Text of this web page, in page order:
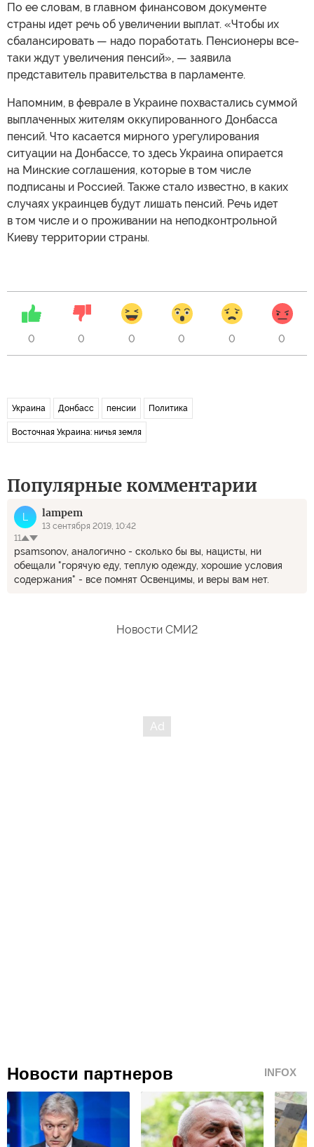
По ее словам, в главном финансовом документе
страны идет речь об увеличении выплат. «Чтобы их
сбалансировать — надо поработать. Пенсионеры все-
таки ждут увеличения пенсий», — заявила
представитель правительства в парламенте.
Напомним, в феврале в Украине похвастались суммой
выплаченных жителям оккупированного Донбасса
пенсий. Что касается мирного урегулирования
ситуации на Донбассе, то здесь Украина опирается
на Минские соглашения, которые в том числе
подписаны и Россией. Также стало известно, в каких
случаях украинцев будут лишать пенсий. Речь идет
в том числе и о проживании на неподконтрольной
Киеву территории страны.
0 0 0 0 0 0
Украина Донбасс пенсии Политика
Восточная Украина: ничья земля
Популярные комментарии
L lampem
13 сентября 2019, 10:42
11
psamsonov, аналогично - сколько бы вы, нацисты, ни
обещали "горячую еду, теплую одежду, хорошие условия
содержания" - все помнят Освенцимы, и веры вам нет.
Новости СМИ2
Новости партнеров INFOX